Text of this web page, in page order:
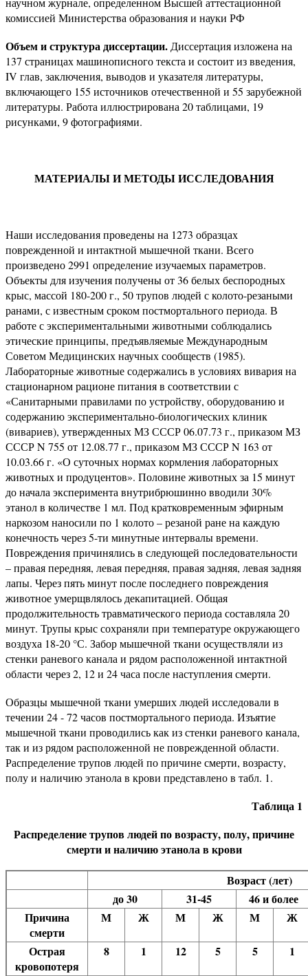
комиссией Министерства образования и науки РФ
Объем и структура диссертации. Диссертация изложена на
137 страницах машинописного текста и состоит из введения,
IV глав, заключения, выводов и указателя литературы,
включающего 155 источников отечественной и 55 зарубежной
литературы. Работа иллюстрирована 20 таблицами, 19
рисунками, 9 фотографиями.
МАТЕРИАЛЫ И МЕТОДЫ ИССЛЕДОВАНИЯ
Наши исследования проведены на 1273 образцах
поврежденной и интактной мышечной ткани. Всего
произведено 2991 определение изучаемых параметров.
Объекты для изучения получены от 36 белых беспородных
крыс, массой 180-200 г., 50 трупов людей с колото-резаными
ранами, с известным сроком постмортального периода. В
работе с экспериментальными животными соблюдались
этические принципы, предъявляемые Международным
Советом Медицинских научных сообществ (1985).
Лабораторные животные содержались в условиях вивария на
стационарном рационе питания в соответствии с
«Санитарными правилами по устройству, оборудованию и
содержанию экспериментально-биологических клиник
(вивариев), утвержденных МЗ СССР 06.07.73 г., приказом МЗ
СССР N 755 от 12.08.77 г., приказом МЗ СССР N 163 от
10.03.66 г. «О суточных нормах кормления лабораторных
животных и продуцентов». Половине животных за 15 минут
до начала эксперимента внутрибрюшинно вводили 30%
этанол в количестве 1 мл. Под кратковременным эфирным
наркозом наносили по 1 колото – резаной ране на каждую
конечность через 5-ти минутные интервалы времени.
Повреждения причинялись в следующей последовательности
– правая передняя, левая передняя, правая задняя, левая задняя
лапы. Через пять минут после последнего повреждения
животное умерщвлялось декапитацией. Общая
продолжительность травматического периода составляла 20
минут. Трупы крыс сохраняли при температуре окружающего
воздуха 18-20 °С. Забор мышечной ткани осуществляли из
стенки раневого канала и рядом расположенной интактной
области через 2, 12 и 24 часа после наступления смерти.
Образцы мышечной ткани умерших людей исследовали в
течении 24 - 72 часов постмортального периода. Изъятие
мышечной ткани проводились как из стенки раневого канала,
так и из рядом расположенной не поврежденной области.
Распределение трупов людей по причине смерти, возрасту,
полу и наличию этанола в крови представлено в табл. 1.
Таблица 1
Распределение трупов людей по возрасту, полу, причине
смерти и наличию этанола в крови
Возраст (лет)
до 30
31-45
46 и более
Причина
смерти
М Ж М Ж М Ж
Острая
кровопотеря
8 1 12 5 5 1